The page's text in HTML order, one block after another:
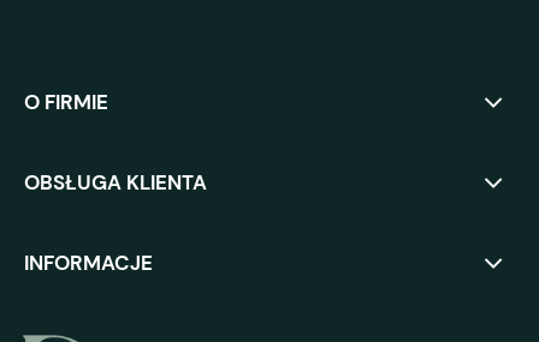
O FIRMIE
OBSŁUGA KLIENTA
INFORMACJE